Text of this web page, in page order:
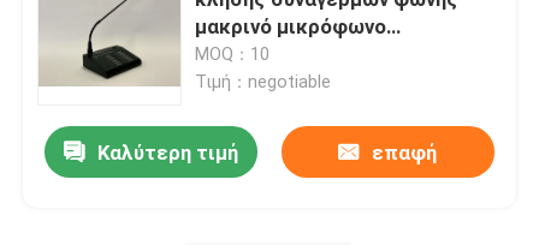
Ομιλητές συστημάτων PA
Σύστημα δικτύων PA IP
μακρινό μικρόφωνο
σελιδοποίησης ζωνών
MOQ：10
Τιμή：negotiable
Καλύτερη τιμή επαφή